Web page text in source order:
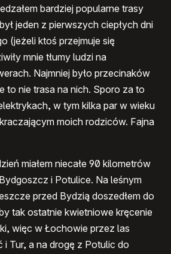
bardziej popularne trasy
jeden z pierwszych ciepłych dni
(jeżeli ktoś przejmuje się
mnie tłumy ludzi na
Najmniej było przecinaków
to nie trasa na nich. Sporo za to
w tym kilka par w wieku
moich rodziców. Fajna
miałem niecałe 90 kilometrów
i Potulice. Na leśnym
przed Bydzią doszedłem do
tak ostatnie kwietniowe kręcenie
więc w Łochowie przez las
i Tur, a na drogę z Potulic do